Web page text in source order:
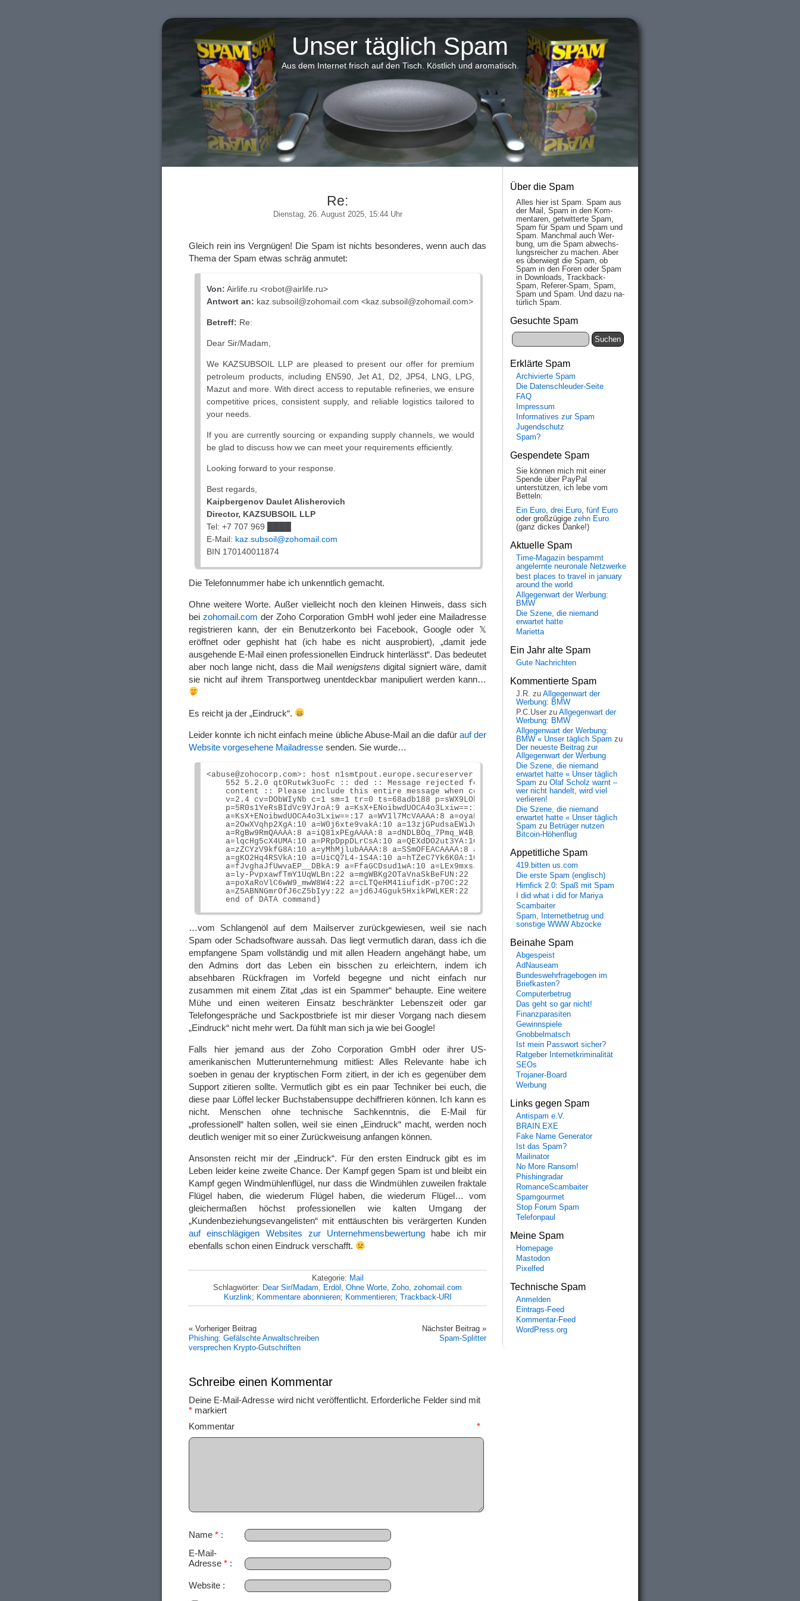
Unser täglich Spam
Aus dem Internet frisch auf den Tisch. Köstlich und aromatisch.
Re:
Dienstag, 26. August 2025, 15:44 Uhr
Gleich rein ins Vergnügen! Die Spam ist nichts besonderes, wenn auch das
Thema der Spam etwas schräg anmutet:
Von: Airlife.ru <robot@airlife.ru>
Antwort an: kaz.subsoil@zohomail.com <kaz.subsoil@zohomail.com>
Betreff: Re:
Dear Sir/Madam,
We KAZSUBSOIL LLP are pleased to present our offer for premium
petroleum products, including EN590, Jet A1, D2, JP54, LNG, LPG,
Mazut and more. With direct access to reputable refineries, we ensure
competitive prices, consistent supply, and reliable logistics tailored to
your needs.
If you are currently sourcing or expanding supply channels, we would
be glad to discuss how we can meet your requirements efficiently.
Looking forward to your response.
Best regards,
Kaipbergenov Daulet Alisherovich
Director, KAZSUBSOIL LLP
Tel: +7 707 969 ████
E-Mail: kaz.subsoil@zohomail.com
BIN 170140011874
Die Telefonnummer habe ich unkenntlich gemacht.
Ohne weitere Worte. Außer vielleicht noch den kleinen Hinweis, dass sich
beizohomail.com der Zoho Corporation GmbH wohl jeder eine Mailadresse
registrieren kann, der ein Benutzerkonto bei Facebook, Google oder 𝕏
eröffnet oder gephisht hat (ich habe es nicht ausprobiert), „damit jede
ausgehende E-Mail einen professionellen Eindruck hinterlässt“. Das bedeutet
aber noch lange nicht, dass die Mail wenigstens digital signiert wäre, damit
sie nicht auf ihrem Transportweg unentdeckbar manipuliert werden kann…
Es reicht ja der „Eindruck“.
Leider konnte ich nicht einfach meine übliche Abuse-Mail an die dafür auf der
Website vorgesehene Mailadresse senden. Sie wurde…
<abuse@zohocorp.com>: host n1smtpout.europe.secureserver.net[92.204.64.1] said:
    552 5.2.0 qtORutwk3uoFc :: ded :: Message rejected for spam or virus
    content :: Please include this entire message when contacting support ::
    v=2.4 cv=DObWIyNb c=1 sm=1 tr=0 ts=68adb188 p=sWX9LObE5UE96Z6qsL0A:9
    p=5R0s1YeRsBIdVc9YJroA:9 a=KsX+ENoibwdUOCA4o3Lxiw==:117
    a=KsX+ENoibwdUOCA4o3Lxiw==:17 a=WV1l7McVAAAA:8 a=oyaF0Rkrq0gA:10
    a=2OwXVqhp2XgA:10 a=W0j6xte9vakA:10 a=13zjGPudsaEWiJwPRgMA:9
    a=RgBw9RmQAAAA:8 a=iQ81xPEgAAAA:8 a=dNDLBOq_7Pmq_W4B_sYA:9
    a=lqcHg5cX4UMA:10 a=PRpDppDLrCsA:10 a=QEXdDO2ut3YA:10 a=CjuIK1q_8ugA:10
    a=zZCYzV9kfG8A:10 a=yMhMjlubAAAA:8 a=SSmOFEACAAAA:8 a=aky_YMkd7ecr80XL:21
    a=gKO2Hq4RSVkA:10 a=UiCQ7L4-1S4A:10 a=hTZeC7Yk6K0A:10 a=frz4AuCg-hUA:10
    a=fJvghaJfUwvaEP__DBkA:9 a=FfaGCDsud1wA:10 a=LEx9mxsJY-HAYevWO8AA:9
    a=ly-PvpxawfTmY1UqWLBn:22 a=mgWBKg2OTaVnaSkBeFUN:22
    a=poXaRoVlC6wW9_mwW8W4:22 a=cLTQeHM41iufidK-p70C:22
    a=Z5ABNNGmrOfJ6cZ5bIyy:22 a=jd6J4Gguk5HxikPWLKER:22 :: 100.00 (in reply to
…vom Schlangenöl auf dem Mailserver zurückgewiesen, weil sie nach
Spam oder Schadsoftware aussah. Das liegt vermutlich daran, dass ich die
empfangene Spam vollständig und mit allen Headern angehängt habe, um
den Admins dort das Leben ein bisschen zu erleichtern, indem ich
absehbaren Rückfragen im Vorfeld begegne und nicht einfach nur
zusammen mit einem Zitat „das ist ein Spammer“ behaupte. Eine weitere
Mühe und einen weiteren Einsatz beschränkter Lebenszeit oder gar
Telefongespräche und Sackpostbriefe ist mir dieser Vorgang nach diesem
„Eindruck“ nicht mehr wert. Da fühlt man sich ja wie bei Google!
Falls hier jemand aus der Zoho Corporation GmbH oder ihrer US-
amerikanischen Mutterunternehmung mitliest: Alles Relevante habe ich
soeben in genau der kryptischen Form zitiert, in der ich es gegenüber dem
Support zitieren sollte. Vermutlich gibt es ein paar Techniker bei euch, die
diese paar Löffel lecker Buchstabensuppe dechiffrieren können. Ich kann es
nicht. Menschen ohne technische Sachkenntnis, die E-Mail für
„professionell“ halten sollen, weil sie einen „Eindruck“ macht, werden noch
deutlich weniger mit so einer Zurückweisung anfangen können.
Ansonsten reicht mir der „Eindruck“. Für den ersten Eindruck gibt es im
Leben leider keine zweite Chance. Der Kampf gegen Spam ist und bleibt ein
Kampf gegen Windmühlenflügel, nur dass die Windmühlen zuweilen fraktale
Flügel haben, die wiederum Flügel haben, die wiederum Flügel… vom
gleichermaßen höchst professionellen wie kalten Umgang der
„Kundenbeziehungsevangelisten“ mit enttäuschten bis verärgerten Kunden
auf einschlägigen Websites zur Unternehmensbewertung habe ich mir
ebenfalls schon einen Eindruck verschafft.
Kategorie: Mail
Schlagwörter: Dear Sir/Madam, Erdöl , Ohne Worte, Zoho, zohomail.com
Kurzlink; Kommentare abonnieren; Kommentieren; Trackback-URI
« Vorheriger Beitrag
Phishing: Gefälschte Anwaltschreiben
versprechen Krypto-Gutschriften
Nächster Beitrag »
Spam-Splitter
Schreibe einen Kommentar
Deine E-Mail-Adresse wird nicht veröffentlicht. Erforderliche Felder sind mit
* markiert
Kommentar *
Name *
E-Mail-
Adresse *
Website
Über die Spam
Alles hier ist Spam. Spam aus
der Mail, Spam in den Kom­
men­taren, ge­twit­ter­te Spam,
Spam für Spam und Spam und
Spam. Manch­mal auch Wer­
bung, um die Spam ab­wechs­
lungs­reich­er zu mach­en. Aber
es über­wiegt die Spam, ob
Spam in den Fo­ren oder Spam
in Down­loads, Track­back-
Spam, Re­fe­rer-Spam, Spam,
Spam und Spam. Und da­zu na­
tür­lich Spam.
Gesuchte Spam
Erklärte Spam
Archivierte Spam
Die Datenschleuder-Seite
FAQ
Impressum
Informatives zur Spam
Jugendschutz
Spam?
Gespendete Spam
Sie können mich mit einer
Spende über PayPal
unterstützen, ich lebe vom
Betteln:
Ein Euro, drei Euro, fünf Euro
oder großzügige zehn Euro
(ganz dickes Danke!)
Aktuelle Spam
Time-Magazin bespammt
angelernte neuronale Netzwerke
best places to travel in january
around the world
Allgegenwart der Werbung:
BMW
Die Szene, die niemand
erwartet hatte
Marietta
Ein Jahr alte Spam
Gute Nachrichten
Kommentierte Spam
J.R. zu Allgegenwart der
Werbung: BMW
P.C.User zu Allgegenwart der
Werbung: BMW
Allgegenwart der Werbung:
BMW « Unser täglich Spam zu
Der neueste Beitrag zur
Allgegenwart der Werbung
Die Szene, die niemand
erwartet hatte « Unser täglich
Spam zu Olaf Scholz warnt –
wer nicht handelt, wird viel
verlieren!
Die Szene, die niemand
erwartet hatte « Unser täglich
Spam zu Betrüger nutzen
Bitcoin-Höhenflug
Appetitliche Spam
419.bitten us.com
Die erste Spam (englisch)
Hirnfick 2.0: Spaß mit Spam
I did what i did for Mariya
Scambaiter
Spam, Internetbetrug und
sonstige WWW Abzocke
Beinahe Spam
Abgespeist
AdNauseam
Bundeswehrfragebogen im
Briefkasten?
Computerbetrug
Das geht so gar nicht!
Finanzparasiten
Gewinnspiele
Gnobbelmatsch
Ist mein Passwort sicher?
Ratgeber Internetkriminalität
SEOs
Trojaner-Board
Werbung
Links gegen Spam
Antispam e.V.
BRAIN.EXE
Fake Name Generator
Ist das Spam?
Mailinator
No More Ransom!
Phishingradar
RomanceScambaiter
Spamgourmet
Stop Forum Spam
Telefonpaul
Meine Spam
Homepage
Mastodon
Pixelfed
Technische Spam
Anmelden
Eintrags-Feed
Kommentar-Feed
WordPress.org